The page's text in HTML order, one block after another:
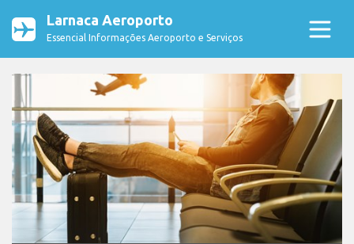
Larnaca Aeroporto
Essencial Informações Aeroporto e Serviços